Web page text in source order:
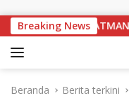
Breaking News
Triwulan JATMAN
Beranda Berita terkini